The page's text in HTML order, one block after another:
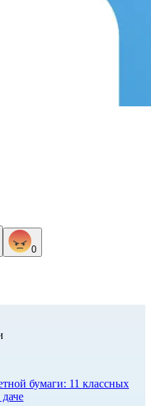
0
бумаги: 11 классных